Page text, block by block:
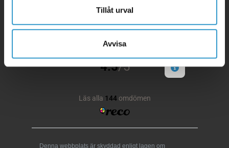
Tillåt urval
Avvisa
Denna webbplats är skyddad enligt lagen om